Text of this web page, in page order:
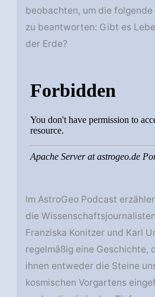
beobachten, um die folgende
zu beantworten: Gibt es
der Erde?
Im AstroGeo Podcast
die Wissenschaftsjournalisten
Franziska Konitzer und Karl
regelmäßig eine Geschichte,
ihnen entweder die Steine
kosmischen Vorgartens